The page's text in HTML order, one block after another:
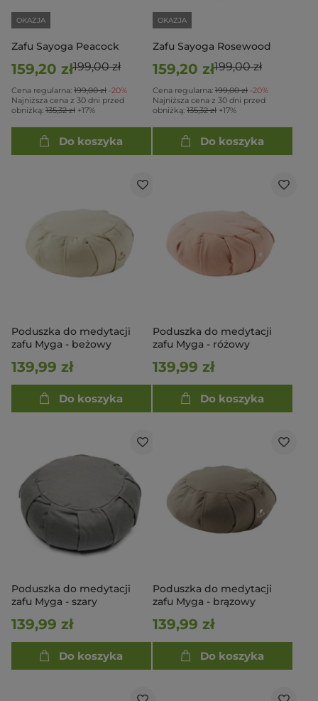
OKAZJA
Zafu Sayoga Peacock
159,20 zł199,00 zł
Cena regularna: 199,00 zł -20%
Najniższa cena z 30 dni przed
obniżką: 135,32 zł +17%
Do koszyka
OKAZJA
Zafu Sayoga Rosewood
159,20 zł199,00 zł
Cena regularna: 199,00 zł -20%
Najniższa cena z 30 dni przed
obniżką: 135,32 zł +17%
Do koszyka
Poduszka do medytacji
zafu Myga - beżowy
139,99 zł
Do koszyka
Poduszka do medytacji
zafu Myga - różowy
139,99 zł
Do koszyka
Poduszka do medytacji
zafu Myga - szary
139,99 zł
Do koszyka
Poduszka do medytacji
zafu Myga - brązowy
139,99 zł
Do koszyka